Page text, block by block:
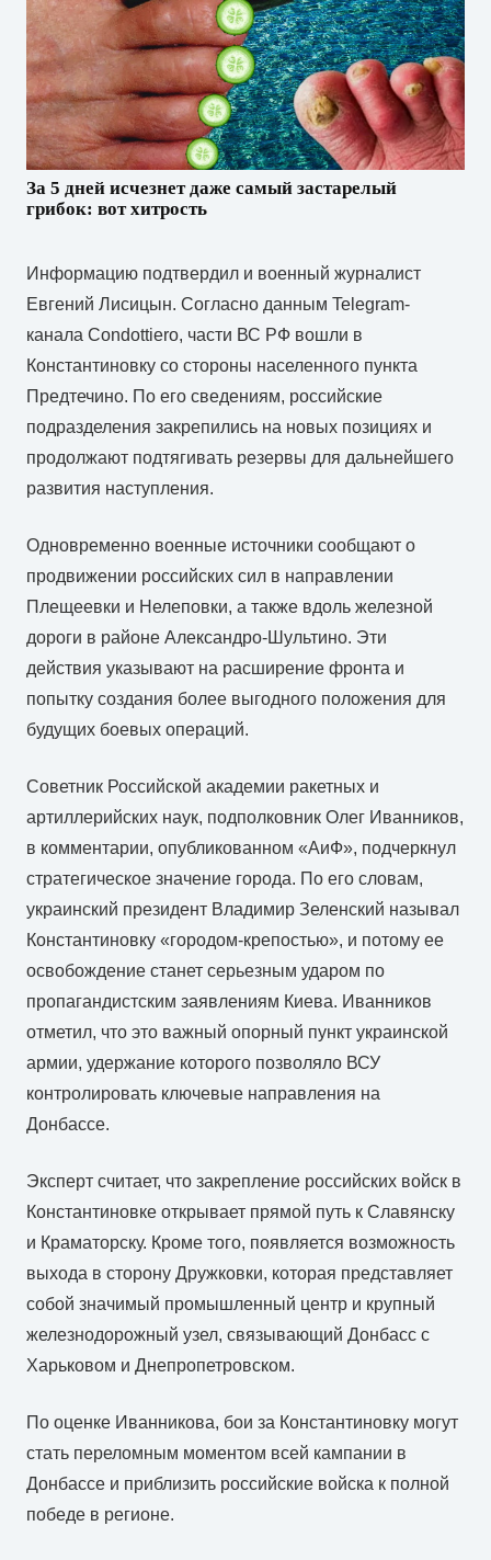
За 5 дней исчезнет даже самый застарелый
грибок: вот хитрость
Информацию подтвердил и военный журналист
Евгений Лисицын. Согласно данным Telegram-
канала Condottiero, части ВС РФ вошли в
Константиновку со стороны населенного пункта
Предтечино. По его сведениям, российские
подразделения закрепились на новых позициях и
продолжают подтягивать резервы для дальнейшего
развития наступления.
Одновременно военные источники сообщают о
продвижении российских сил в направлении
Плещеевки и Нелеповки, а также вдоль железной
дороги в районе Александро-Шультино. Эти
действия указывают на расширение фронта и
попытку создания более выгодного положения для
будущих боевых операций.
Советник Российской академии ракетных и
артиллерийских наук, подполковник Олег Иванников,
в комментарии, опубликованном «АиФ», подчеркнул
стратегическое значение города. По его словам,
украинский президент Владимир Зеленский называл
Константиновку «городом-крепостью», и потому ее
освобождение станет серьезным ударом по
пропагандистским заявлениям Киева. Иванников
отметил, что это важный опорный пункт украинской
армии, удержание которого позволяло ВСУ
контролировать ключевые направления на
Донбассе.
Эксперт считает, что закрепление российских войск в
Константиновке открывает прямой путь к Славянску
и Краматорску. Кроме того, появляется возможность
выхода в сторону Дружковки, которая представляет
собой значимый промышленный центр и крупный
железнодорожный узел, связывающий Донбасс с
Харьковом и Днепропетровском.
По оценке Иванникова, бои за Константиновку могут
стать переломным моментом всей кампании в
Донбассе и приблизить российские войска к полной
победе в регионе.